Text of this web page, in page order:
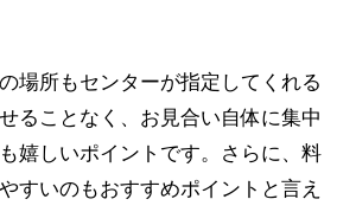
場所もセンターが指定してくれる
ることなく、お見合い自体に集中
嬉しいポイントです。さらに、料
すいのもおすすめポイントと言え